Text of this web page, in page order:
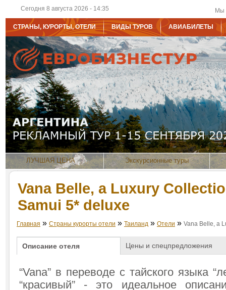
Сегодня 8 августа 2026 - 14:35 Мы
СТРАНЫ, КУРОРТЫ, ОТЕЛИ ВИДЫ ТУРОВ АВИАБИЛЕТЫ
ЛУЧШАЯ ЦЕНА Экскурсионные туры
Vana Belle, a Luxury
Samui 5* deluxe
Главная » Страны курорты отели » Таиланд » Отели » Vana Belle, a
Описание отеля Цены и спецпредложения
“Vana” в переводе с тайского языка
“красивый” - это идеальное